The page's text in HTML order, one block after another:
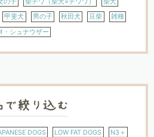
の子 柴チワ（柴犬×チワワ）
柴犬
甲斐犬 男の子 秋田犬 豆柴
雑種
・シュナウザー
DOGS LOW FAT DOGS
N3＋